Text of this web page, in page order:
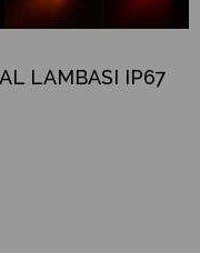
LAMBASI IP67